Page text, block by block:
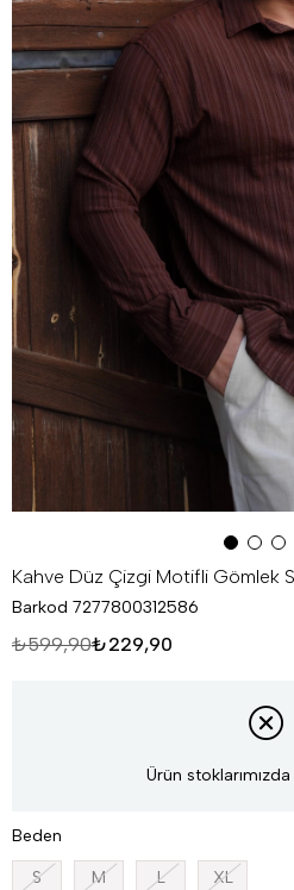
Kahve Düz Çizgi Motifli Gömlek
Barkod 7277800312586
₺599,90₺229,90
Ürün stoklarımızda
Beden
S M L XL